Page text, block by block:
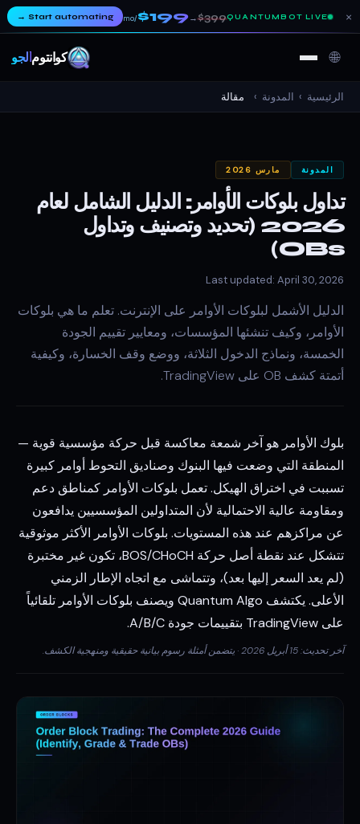
QUANTUMBOT LIVE
$399
→
$199
/mo
Start automating
→ ×
كوانتومألجو 🌐
الرئيسية › المدونة › مقالة
المدونة مارس 2026
تداول بلوكات الأوامر: الدليل الشامل لعام
2026 (تحديد وتصنيف وتداول
OBs)
Last updated: April 30, 2026
الدليل الأشمل لبلوكات الأوامر على الإنترنت. تعلم ما هي بلوكات
الأوامر، وكيف تنشئها المؤسسات، ومعايير تقييم الجودة
الخمسة، ونماذج الدخول الثلاثة، ووضع وقف الخسارة، وكيفية
أتمتة كشف OB على TradingView.
بلوك الأوامر هو آخر شمعة معاكسة قبل حركة مؤسسية قوية —
المنطقة التي وضعت فيها البنوك وصناديق التحوط أوامر كبيرة
تسببت في اختراق الهيكل. تعمل بلوكات الأوامر كمناطق دعم
ومقاومة عالية الاحتمالية لأن المتداولين المؤسسيين يدافعون
عن مراكزهم عند هذه المستويات. بلوكات الأوامر الأكثر موثوقية
تتشكل عند نقطة أصل حركة BOS/CHoCH، تكون غير مختبرة
(لم يعد السعر إليها بعد)، وتتماشى مع اتجاه الإطار الزمني
الأعلى. يكتشف Quantum Algo ويصنف بلوكات الأوامر تلقائياً
على TradingView بتقييمات جودة A/B/C.
آخر تحديث: 15 أبريل 2026 · يتضمن أمثلة رسوم بيانية حقيقية ومنهجية الكشف.